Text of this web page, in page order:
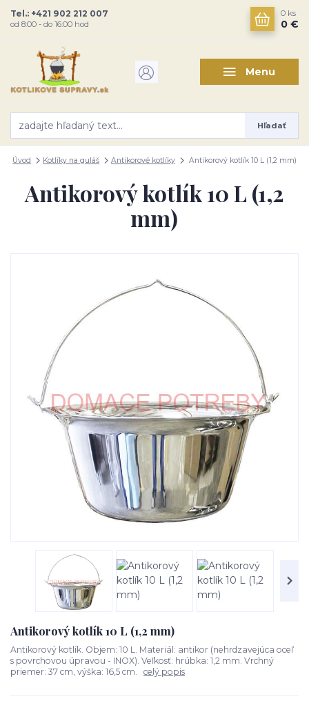
Menu
Hľadať
Tel.: +421 902 212 007
od 8:00 - do 16:00 hod
0 ks
0 €
Úvod Kotlíky na guláš Antikorové kotlíky Antikorový kotlík 10 L (1,2 mm)
Antikorový kotlík 10 L (1,2
mm)
Antikorový kotlík 10 L (1,2 mm)
Antikorový kotlík. Objem: 10 L. Materiál: antikor (nehrdzavejúca oceľ
s povrchovou úpravou - INOX). Veľkosť: hrúbka: 1,2 mm. Vrchný
priemer: 37 cm, výška: 16,5 cm. celý popis